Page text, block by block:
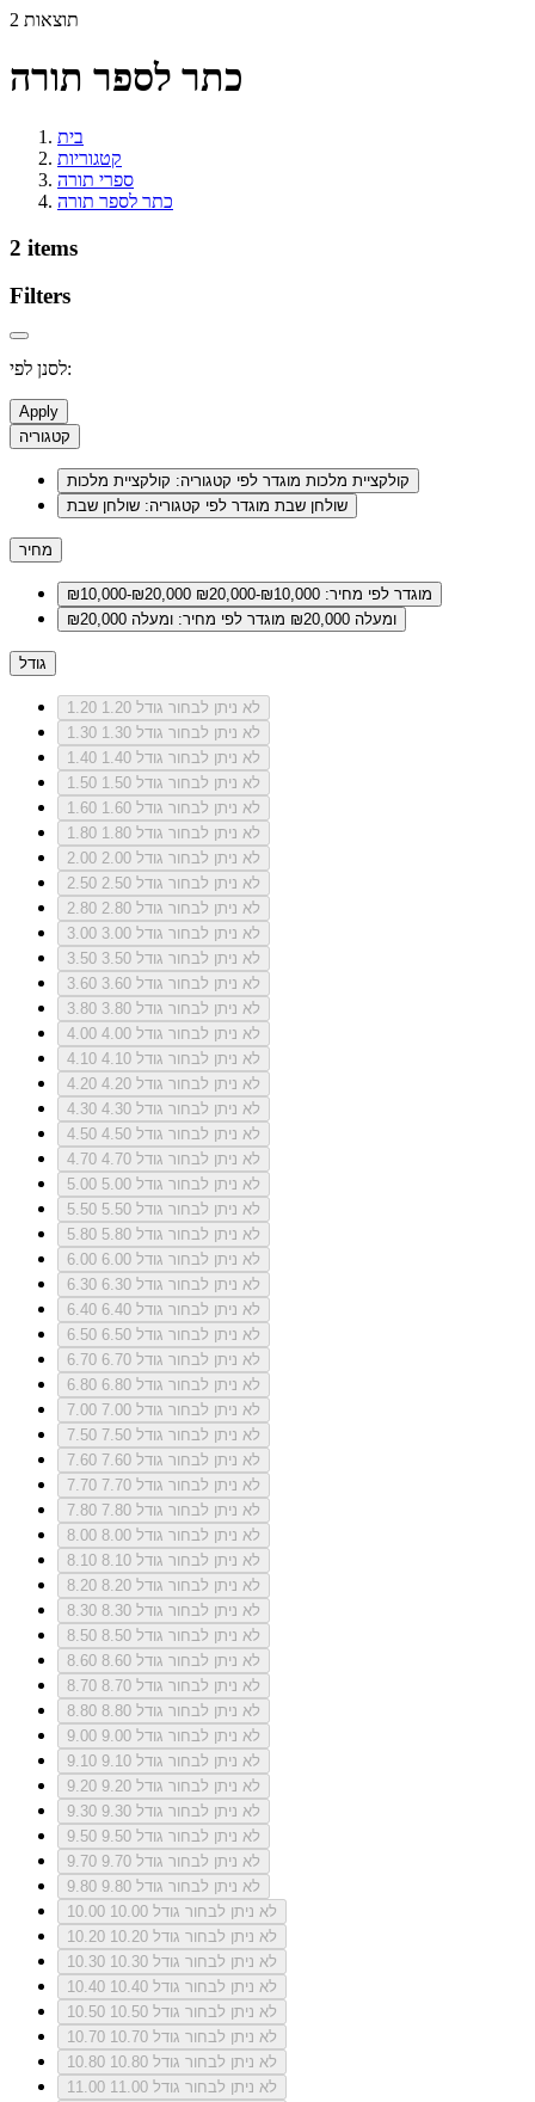
2 תוצאות
כתר לספר תורה
בית
קטגוריות
ספרי תורה
כתר לספר תורה
2 items
Filters
לסנן לפי:
Apply
קטגוריה
קולקציית מלכות מוגדר לפי קטגוריה: קולקציית מלכות
שולחן שבת מוגדר לפי קטגוריה: שולחן שבת
מחיר
₪10,000-₪20,000
מוגדר לפי מחיר: ₪10,000-₪20,000
ומעלה ₪20,000
מוגדר לפי מחיר: ומעלה ₪20,000
גודל
1.20
לא ניתן לבחור גודל 1.20
1.30
לא ניתן לבחור גודל 1.30
1.40
לא ניתן לבחור גודל 1.40
1.50
לא ניתן לבחור גודל 1.50
1.60
לא ניתן לבחור גודל 1.60
1.80
לא ניתן לבחור גודל 1.80
2.00
לא ניתן לבחור גודל 2.00
2.50
לא ניתן לבחור גודל 2.50
2.80
לא ניתן לבחור גודל 2.80
3.00
לא ניתן לבחור גודל 3.00
3.50
לא ניתן לבחור גודל 3.50
3.60
לא ניתן לבחור גודל 3.60
3.80
לא ניתן לבחור גודל 3.80
4.00
לא ניתן לבחור גודל 4.00
4.10
לא ניתן לבחור גודל 4.10
4.20
לא ניתן לבחור גודל 4.20
4.30
לא ניתן לבחור גודל 4.30
4.50
לא ניתן לבחור גודל 4.50
4.70
לא ניתן לבחור גודל 4.70
5.00
לא ניתן לבחור גודל 5.00
5.50
לא ניתן לבחור גודל 5.50
5.80
לא ניתן לבחור גודל 5.80
6.00
לא ניתן לבחור גודל 6.00
6.30
לא ניתן לבחור גודל 6.30
6.40
לא ניתן לבחור גודל 6.40
6.50
לא ניתן לבחור גודל 6.50
6.70
לא ניתן לבחור גודל 6.70
6.80
לא ניתן לבחור גודל 6.80
7.00
לא ניתן לבחור גודל 7.00
7.50
לא ניתן לבחור גודל 7.50
7.60
לא ניתן לבחור גודל 7.60
7.70
לא ניתן לבחור גודל 7.70
7.80
לא ניתן לבחור גודל 7.80
8.00
לא ניתן לבחור גודל 8.00
8.10
לא ניתן לבחור גודל 8.10
8.20
לא ניתן לבחור גודל 8.20
8.30
לא ניתן לבחור גודל 8.30
8.50
לא ניתן לבחור גודל 8.50
8.60
לא ניתן לבחור גודל 8.60
8.70
לא ניתן לבחור גודל 8.70
8.80
לא ניתן לבחור גודל 8.80
9.00
לא ניתן לבחור גודל 9.00
9.10
לא ניתן לבחור גודל 9.10
9.20
לא ניתן לבחור גודל 9.20
9.30
לא ניתן לבחור גודל 9.30
9.50
לא ניתן לבחור גודל 9.50
9.70
לא ניתן לבחור גודל 9.70
9.80
לא ניתן לבחור גודל 9.80
10.00
לא ניתן לבחור גודל 10.00
10.20
לא ניתן לבחור גודל 10.20
10.30
לא ניתן לבחור גודל 10.30
10.40
לא ניתן לבחור גודל 10.40
10.50
לא ניתן לבחור גודל 10.50
10.70
לא ניתן לבחור גודל 10.70
10.80
לא ניתן לבחור גודל 10.80
11.00
לא ניתן לבחור גודל 11.00